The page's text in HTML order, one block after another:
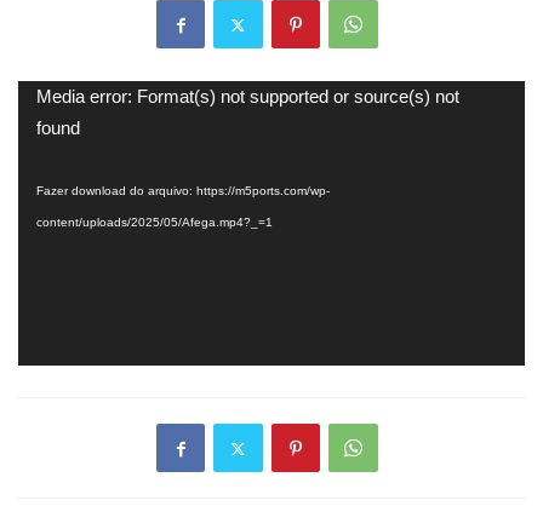
Tocador
de
Media error: Format(s) not supported or source(s) not
found
Fazer download do arquivo: https://m5ports.com/wp-
content/uploads/2025/05/Afega.mp4?_=1